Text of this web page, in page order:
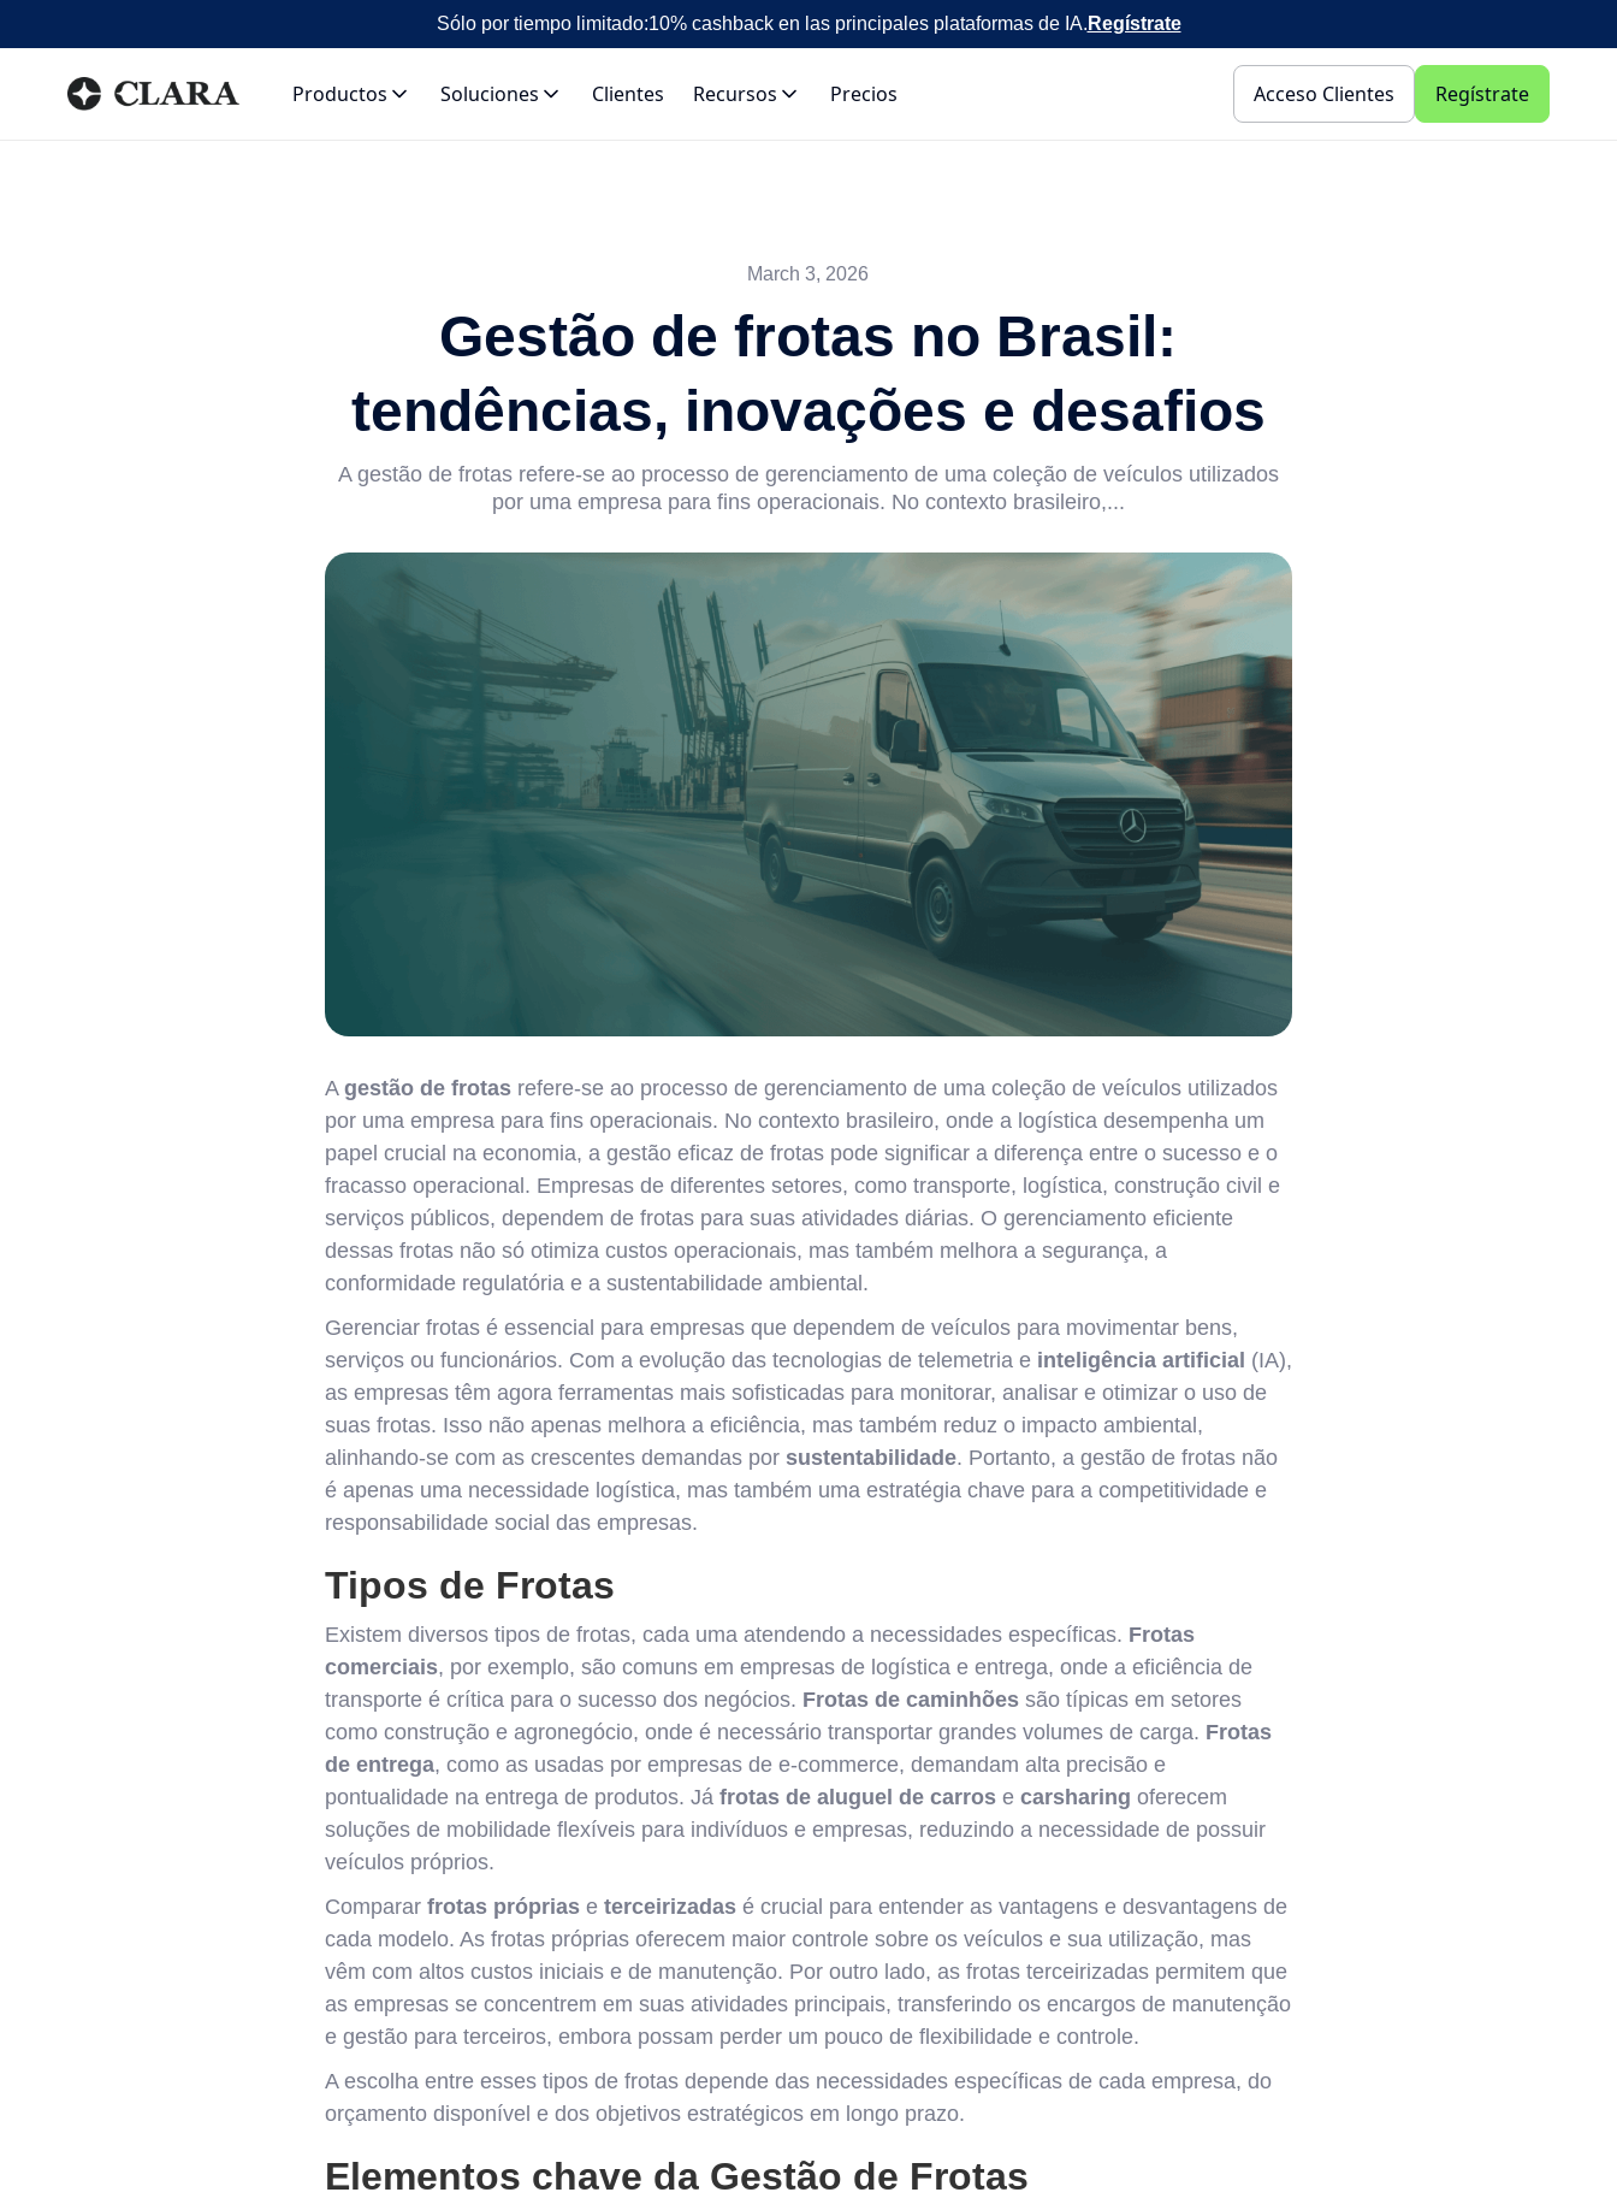
Sólo por tiempo limitado:10% cashback en las principales plataformas de IA. Regístrate
Productos Soluciones Clientes Recursos Precios Acceso Clientes Regístrate
March 3, 2026
Gestão de frotas no Brasil:
tendências, inovações e desafios
A gestão de frotas refere-se ao processo de gerenciamento de uma coleção de veículos utilizados
por uma empresa para fins operacionais. No contexto brasileiro,...
A gestão de frotasrefere-se ao processo de gerenciamento de uma coleção de veículos utilizados
por uma empresa para fins operacionais. No contexto brasileiro, onde a logística desempenha um
papel crucial na economia, a gestão eficaz de frotas pode significar a diferença entre o sucesso e o
fracasso operacional. Empresas de diferentes setores, como transporte, logística, construção civil e
serviços públicos, dependem de frotas para suas atividades diárias. O gerenciamento eficiente
dessas frotas não só otimiza custos operacionais, mas também melhora a segurança, a
conformidade regulatória e a sustentabilidade ambiental.
Gerenciar frotas é essencial para empresas que dependem de veículos para movimentar bens,
serviços ou funcionários. Com a evolução das tecnologias de telemetria e inteligência artificial (IA),
as empresas têm agora ferramentas mais sofisticadas para monitorar, analisar e otimizar o uso de
suas frotas. Isso não apenas melhora a eficiência, mas também reduz o impacto ambiental,
alinhando-se com as crescentes demandas por sustentabilidade. Portanto, a gestão de frotas não
é apenas uma necessidade logística, mas também uma estratégia chave para a competitividade e
responsabilidade social das empresas.
Tipos de Frotas
Existem diversos tipos de frotas, cada uma atendendo a necessidades específicas. Frotas
comerciais, por exemplo, são comuns em empresas de logística e entrega, onde a eficiência de
transporte é crítica para o sucesso dos negócios. Frotas de caminhõessão típicas em setores
como construção e agronegócio, onde é necessário transportar grandes volumes de carga. Frotas
de entrega, como as usadas por empresas de e-commerce, demandam alta precisão e
pontualidade na entrega de produtos. Já frotas de aluguel de carrose carsharing oferecem
soluções de mobilidade flexíveis para indivíduos e empresas, reduzindo a necessidade de possuir
veículos próprios.
Comparar frotas própriase terceirizadasé crucial para entender as vantagens e desvantagens de
cada modelo. As frotas próprias oferecem maior controle sobre os veículos e sua utilização, mas
vêm com altos custos iniciais e de manutenção. Por outro lado, as frotas terceirizadas permitem que
as empresas se concentrem em suas atividades principais, transferindo os encargos de manutenção
e gestão para terceiros, embora possam perder um pouco de flexibilidade e controle.
A escolha entre esses tipos de frotas depende das necessidades específicas de cada empresa, do
orçamento disponível e dos objetivos estratégicos em longo prazo.
Elementos chave da Gestão de Frotas